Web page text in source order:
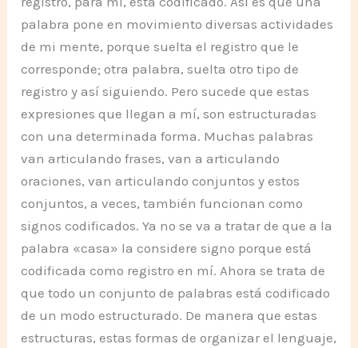
palabra pone en movimiento diversas actividades
de mi mente, porque suelta el registro que le
corresponde; otra palabra, suelta otro tipo de
registro y así siguiendo. Pero sucede que estas
expresiones que llegan a mí, son estructuradas
con una determinada forma. Muchas palabras
van articulando frases, van a articulando
oraciones, van articulando conjuntos y estos
conjuntos, a veces, también funcionan como
signos codificados. Ya no se va a tratar de que a la
palabra «casa» la considere signo porque está
codificada como registro en mí. Ahora se trata de
que todo un conjunto de palabras está codificado
de un modo estructurado. De manera que estas
estructuras, estas formas de organizar el lenguaje,